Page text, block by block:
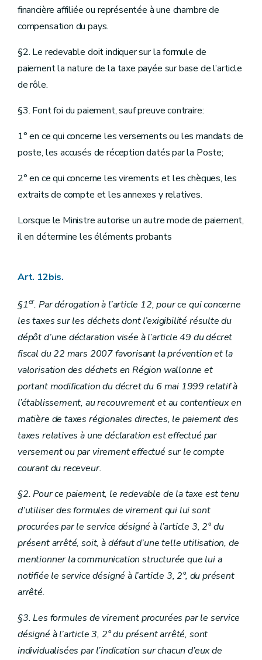
financière affiliée ou représentée à une chambre de
compensation du pays.
§2. Le redevable doit indiquer sur la formule de
paiement la nature de la taxe payée sur base de l’article
de rôle.
§3. Font foi du paiement, sauf preuve contraire:
1° en ce qui concerne les versements ou les mandats de
poste, les accusés de réception datés par la Poste;
2° en ce qui concerne les virements et les chèques, les
extraits de compte et les annexes y relatives.
Lorsque le Ministre autorise un autre mode de paiement,
il en détermine les éléments probants
Art. 12bis.
§1er. Par dérogation à l’article 12, pour ce qui concerne
les taxes sur les déchets dont l’exigibilité résulte du
dépôt d’une déclaration visée à l’article 49 du décret
fiscal du 22 mars 2007 favorisant la prévention et la
valorisation des déchets en Région wallonne et
portant modification du décret du 6 mai 1999 relatif à
l’établissement, au recouvrement et au contentieux en
matière de taxes régionales directes, le paiement des
taxes relatives à une déclaration est effectué par
versement ou par virement effectué sur le compte
courant du receveur.
§2. Pour ce paiement, le redevable de la taxe est tenu
d’utiliser des formules de virement qui lui sont
procurées par le service désigné à l’article 3, 2° du
présent arrêté, soit, à défaut d’une telle utilisation, de
mentionner la communication structurée que lui a
notifiée le service désigné à l’article 3, 2°, du présent
arrêté.
§3. Les formules de virement procurées par le service
désigné à l’article 3, 2° du présent arrêté, sont
individualisées par l’indication sur chacun d’eux de